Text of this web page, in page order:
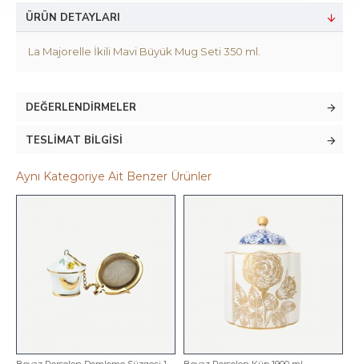
Aynı Kategoriye Ait Benzer Ürünler
ÜRÜN DETAYLARI
La Majorelle İkili Mavi Büyük Mug Seti 350 ml.
DEĞERLENDIRMELER
TESLIMAT BILGISI